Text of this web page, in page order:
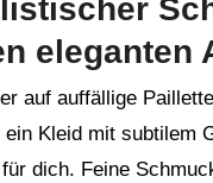
eleganten
auf auffällige
Kleid mit subtilem
dich. Feine